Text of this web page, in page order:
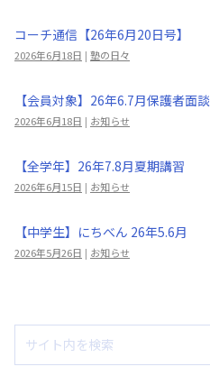
コーチ通信【26年6月20日号】
2026年6月18日 | 塾の日々
【会員対象】26年6.7月保護者面談
2026年6月18日 | お知らせ
【全学年】26年7.8月夏期講習
2026年6月15日 | お知らせ
【中学生】にちべん 26年5.6月
2026年5月26日 | お知らせ